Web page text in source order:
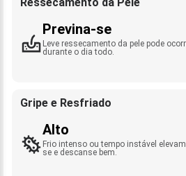
Previna-se
Leve ressecamento da pele pode
durante o dia todo.
Gripe e Resfriado
Alto
Frio intenso ou tempo instável
se e descanse bem.